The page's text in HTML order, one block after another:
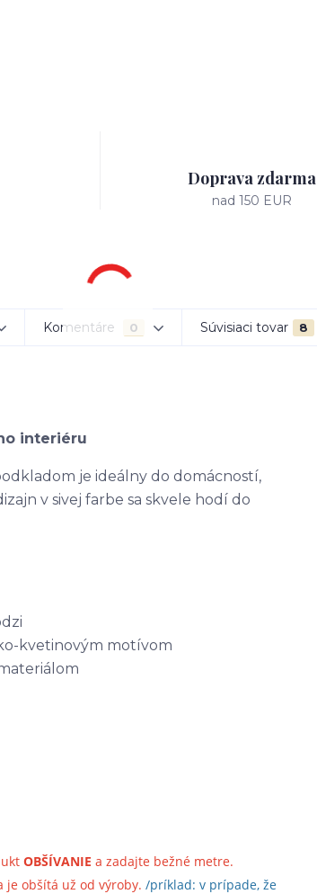
Doprava zdarma
nad 150 EUR
Komentáre 0 Súvisiaci tovar 8
interiéru
je ideálny do domácností,
v sivej farbe sa skvele hodí do
kvetinovým motívom
OBŠÍVANIE a zadajte bežné metre.
je obšítá už od výroby. /príklad: v prípade, že